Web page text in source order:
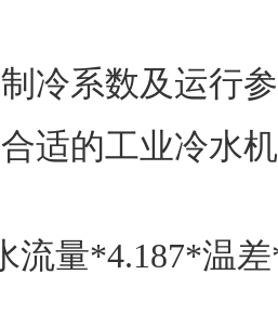
冷系数及运行
适的工业冷水
流量*4.187*温